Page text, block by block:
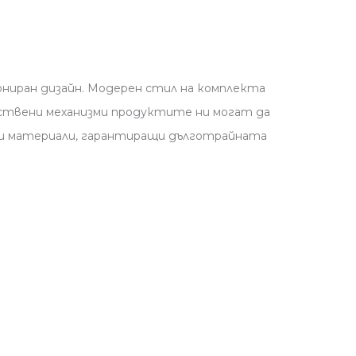
дизайн. Модерен стил на комплекта
механизми продуктите ни могат да
материали, гарантиращи дълготрайната